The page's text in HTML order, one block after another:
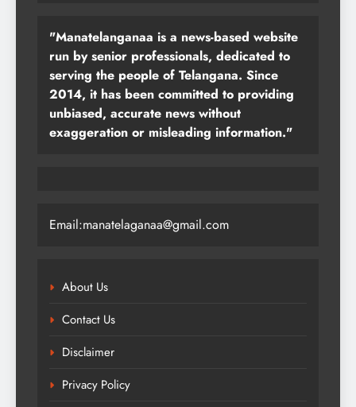
"Manatelanganaa is a news-based website
run by senior professionals, dedicated to
serving the people of Telangana. Since
2014, it has been committed to providing
unbiased, accurate news without
exaggeration or misleading information."
Email:manatelaganaa@gmail.com
About Us
Contact Us
Disclaimer
Privacy Policy